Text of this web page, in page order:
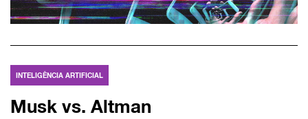
INTELIGÊNCIA ARTIFICIAL
Musk vs. Altman